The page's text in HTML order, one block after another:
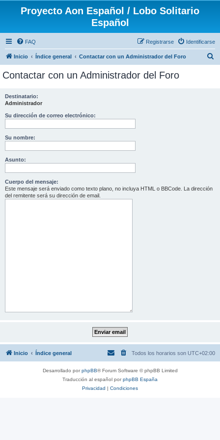
Proyecto Aon Español / Lobo Solitario
Español
FAQ Identificarse
Registrarse
Inicio Índice general Contactar con un Administrador del Foro
Contactar con un Administrador del Foro
Destinatario:
Administrador
Su dirección de correo electrónico:
Su nombre:
Asunto:
Cuerpo del mensaje:
Este mensaje será enviado como texto plano, no incluya HTML o BBCode. La dirección
del remitente será su dirección de email.
Inicio Índice general Todos los horarios son UTC+02:00
Desarrollado porphpBB® Forum Software © phpBB Limited
Traducción al español porphpBB España
Privacidad | Condiciones